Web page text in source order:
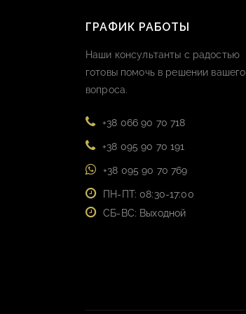
ГРАФИК РАБОТЫ
Наши консультанты с радостью
готовы помочь в решении вашего
вопроса.
+38 066 90 70 718
+38 095 90 70 191
+38 095 90 70 769
ПН-ПТ: 08:30-17:00
СБ-ВС: Выходной